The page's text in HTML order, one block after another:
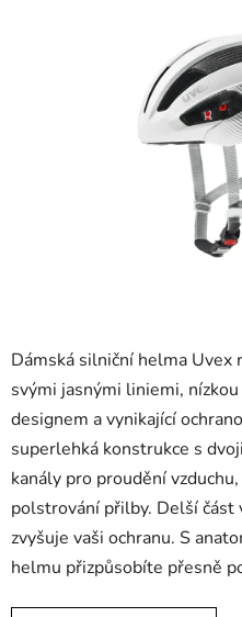
Dámská silniční helma Uvex
svými jasnými liniemi,
designem a vynikající
superlehká konstrukce s
kanály pro proudění
polstrování přilby. Delší část
zvyšuje vaši ochranu. S
helmu přizpůsobíte přesně